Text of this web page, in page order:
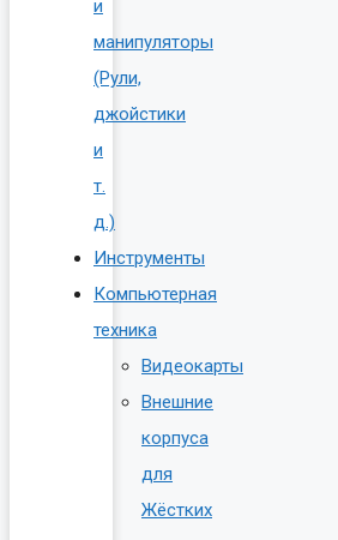
и
манипуляторы
(Рули,
джойстики
и
т.
д.)
Инструменты
Компьютерная
техника
Видеокарты
Внешние
корпуса
для
Жёстких